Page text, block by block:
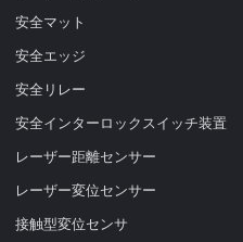
安全マット
安全エッジ
安全リレー
安全インターロックスイッチ装置
レーザー距離センサー
レーザー変位センサー
接触型変位センサ